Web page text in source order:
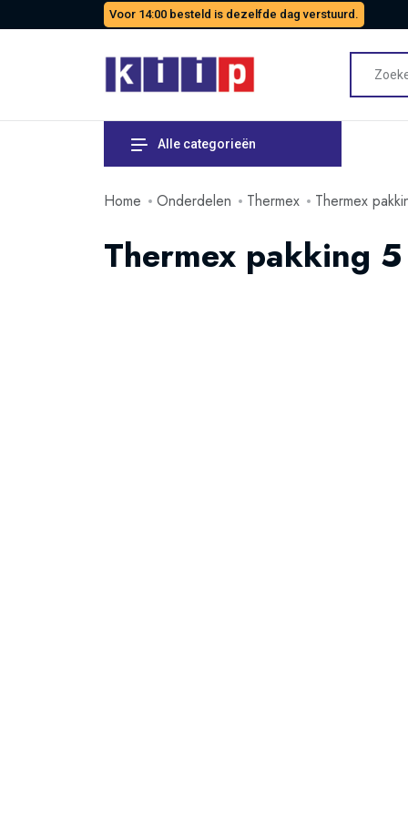
Voor 14:00 besteld is dezelfde dag verstuurd.
Alle categorieën
Home Onderdelen Thermex Thermex
Thermex pakking